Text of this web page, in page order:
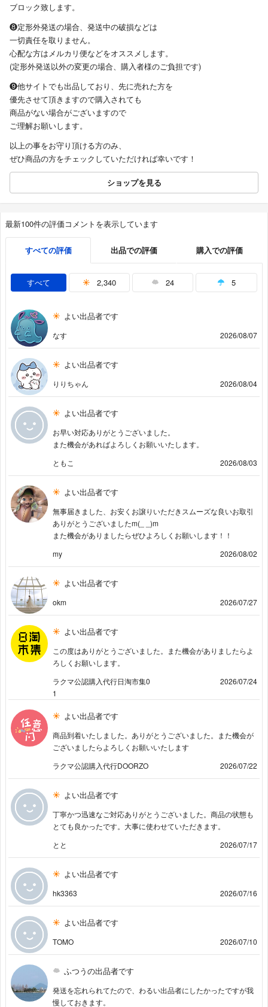
ブロック致します。
❽定形外発送の場合、発送中の破損などは
一切責任を取りません。
心配な方はメルカリ便などをオススメします。
(定形外発送以外の変更の場合、購入者様のご負担です)
❾他サイトでも出品しており、先に売れた方を
優先させて頂きますので購入されても
商品がない場合がございますので
ご理解お願いします。
以上の事をお守り頂ける方のみ、
ぜひ商品の方をチェックしていただければ幸いです！
ショップを見る
最新100件の評価コメントを表示しています
すべての評価 出品での評価 購入での評価
すべて 2,340 24 5
よい出品者です
なす 2026/08/07
よい出品者です
りりちゃん 2026/08/04
よい出品者です
お早い対応ありがとうございました。
また機会があればよろしくお願いいたします。
ともこ
2026/08/03
よい出品者です
無事届きました、お安くお譲りいただきスムーズな良いお取引
ありがとうございましたm(_ _)m
また機会がありましたらぜひよろしくお願いします！！
my
2026/08/02
よい出品者です
okm 2026/07/27
よい出品者です
この度はありがとうございました。また機会がありましたらよ
ろしくお願いします。
ラクマ公認購入代行日淘市集0
1
2026/07/24
よい出品者です
商品到着いたしました。ありがとうございました。また機会が
ございましたらよろしくお願いいたします
ラクマ公認購入代行DOORZO
2026/07/22
よい出品者です
丁寧かつ迅速なご対応ありがとうございました。商品の状態も
とても良かったです。大事に使わせていただきます。
とと
2026/07/17
よい出品者です
hk3363 2026/07/16
よい出品者です
TOMO 2026/07/10
ふつうの出品者です
発送を忘れられてたので、わるい出品者にしたかったですが我
慢しておきます。